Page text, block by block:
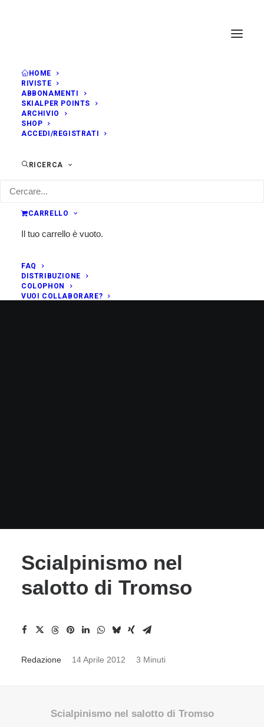
HOME
RIVISTE
ABBONAMENTI
SKIALPER POINTS
ARCHIVIO
SHOP
ACCEDI/REGISTRATI
RICERCA
CARRELLO
Il tuo carrello è vuoto.
FAQ
DISTRIBUZIONE
COLOPHON
VUOI COLLABORARE?
Scialpinismo nel
salotto di Tromso
Redazione 14 Aprile 2012 3 Minuti
Scialpinismo nel salotto di Tromso